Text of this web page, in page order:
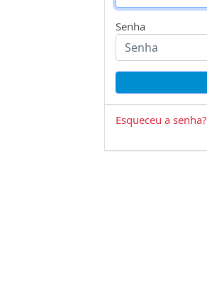
Senha
Esqueceu a senha?